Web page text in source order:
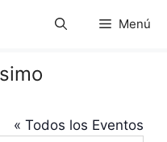
Menú
« Todos los Eventos